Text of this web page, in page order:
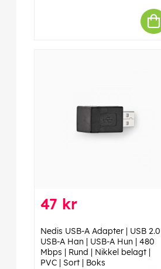
47 kr
Nedis USB-A Adapter | USB 2.0 |
USB-A Han | USB-A Hun | 480
Mbps | Rund | Nikkel belagt |
PVC | Sort | Boks